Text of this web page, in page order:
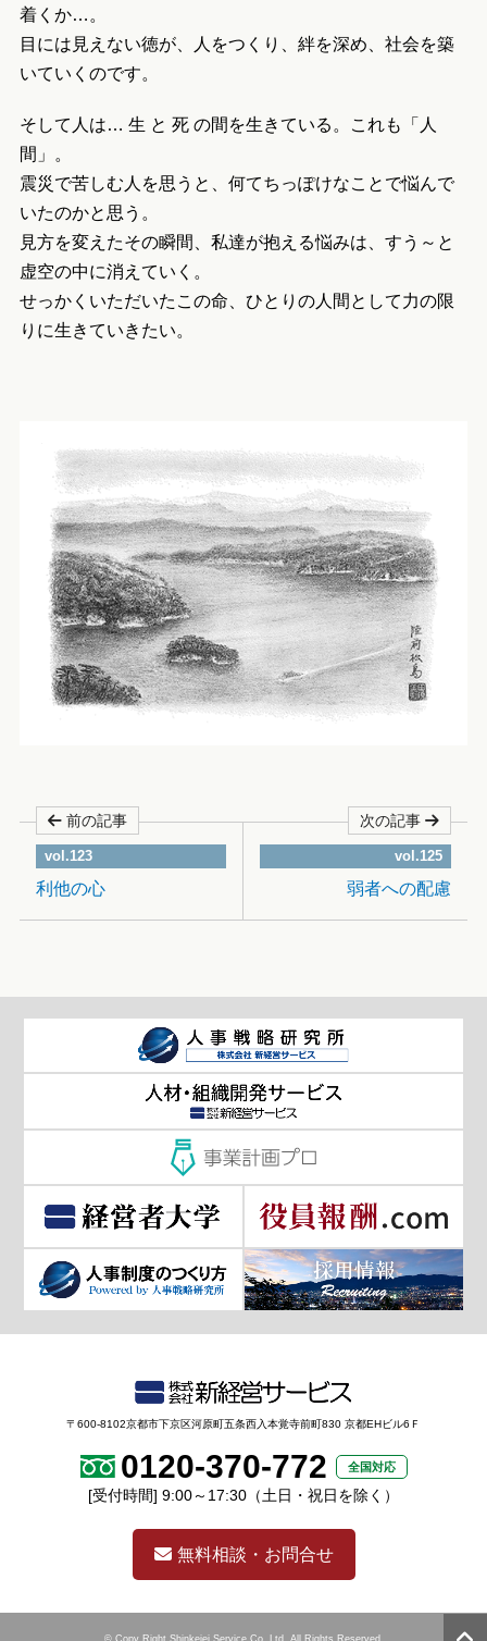
着くか…。
目には見えない徳が、人をつくり、絆を深め、社会を築
いていくのです。
そして人は… 生 と 死 の間を生きている。これも「人
間」。
震災で苦しむ人を思うと、何てちっぽけなことで悩んで
いたのかと思う。
見方を変えたその瞬間、私達が抱える悩みは、すう～と
虚空の中に消えていく。
せっかくいただいたこの命、ひとりの人間として力の限
りに生きていきたい。
前の記事
vol.123
利他の心
次の記事
vol.125
弱者への配慮
〒600-8102京都市下京区河原町五条西入本覚寺前町830 京都EHビル6Ｆ
0120-370-772 全国対応
[受付時間] 9:00～17:30（土日・祝日を除く）
無料相談・お問合せ